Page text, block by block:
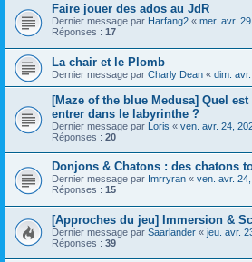
Faire jouer des ados au JdR
Dernier message par Harfang2 « mer. avr.
Réponses : 17
La chair et le Plomb
Dernier message par Charly Dean « dim.
[Maze of the blue Medusa] Quel
entrer dans le labyrinthe ?
Dernier message par Loris « ven. avr. 24,
Réponses : 20
Donjons & Chatons : des chatons
Dernier message par Imrryran « ven. avr.
Réponses : 15
[Approches du jeu] Immersion &
Dernier message par Saarlander « jeu. avr.
Réponses : 39